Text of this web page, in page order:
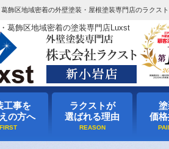
飾区地域密着の外壁塗装・屋根塗装専門店のラクスト
葛飾区地域密着の塗装専門店Luxst
工事を
の方へ
ラクストが
選ばれる理由
価格